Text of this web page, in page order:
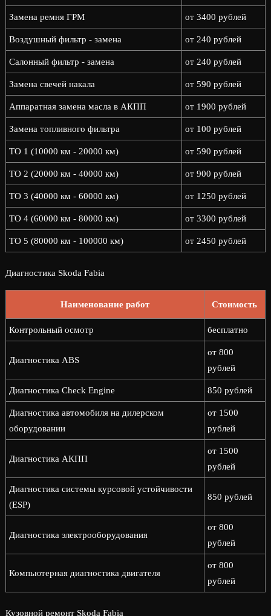
Замена ремня ГРМ от 3400 рублей
Воздушный фильтр - замена от 240 рублей
Салонный фильтр - замена от 240 рублей
Замена свечей накала от 590 рублей
Аппаратная замена масла в АКПП от 1900 рублей
Замена топливного фильтра от 100 рублей
ТО 1 (10000 км - 20000 км) от 590 рублей
ТО 2 (20000 км - 40000 км) от 900 рублей
ТО 3 (40000 км - 60000 км) от 1250 рублей
ТО 4 (60000 км - 80000 км) от 3300 рублей
ТО 5 (80000 км - 100000 км) от 2450 рублей
Диагностика Skoda Fabia
Наименование работ Стоимость
Контрольный осмотр бесплатно
Диагностика ABS
от 800
рублей
Диагностика Check Engine 850 рублей
Диагностика автомобиля на дилерском
оборудовании
от 1500
рублей
Диагностика АКПП
от 1500
рублей
Диагностика системы курсовой устойчивости
(ESP)
850 рублей
Диагностика электрооборудования
от 800
рублей
Компьютерная диагностика двигателя
от 800
рублей
Кузовной ремонт Skoda Fabia